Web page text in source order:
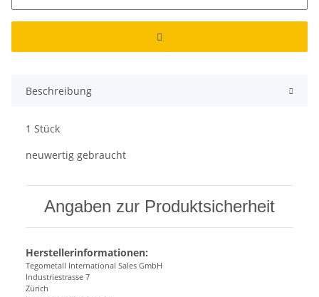
Beschreibung
1 Stück
neuwertig gebraucht
Angaben zur Produktsicherheit
Herstellerinformationen:
Tegometall International Sales GmbH
Industriestrasse 7
Zürich